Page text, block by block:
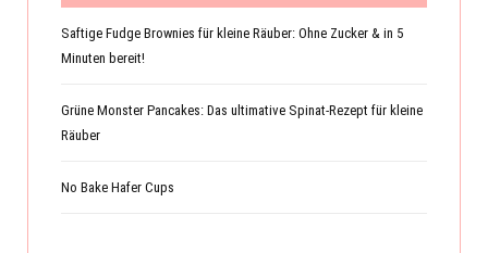
Saftige Fudge Brownies für kleine Räuber: Ohne Zucker & in 5
Minuten bereit!
Grüne Monster Pancakes: Das ultimative Spinat-Rezept für kleine
Räuber
No Bake Hafer Cups